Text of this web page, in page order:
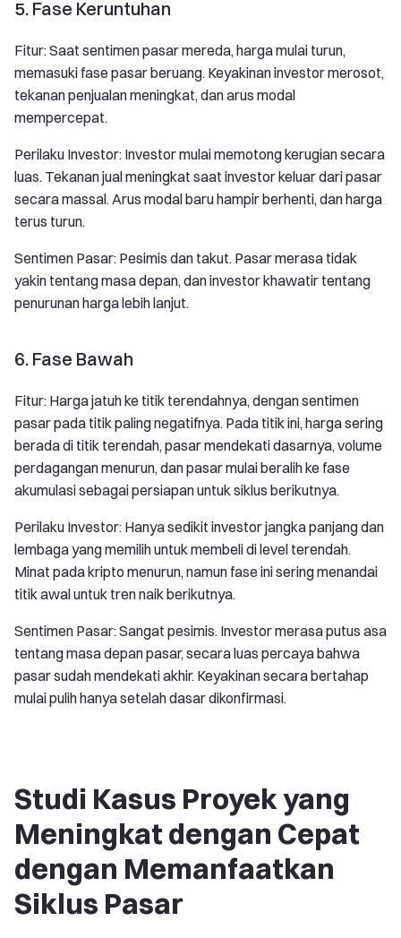
5. Fase Keruntuhan
Fitur: Saat sentimen pasar mereda, harga mulai turun,
memasuki fase pasar beruang. Keyakinan investor merosot,
tekanan penjualan meningkat, dan arus modal
mempercepat.
Perilaku Investor: Investor mulai memotong kerugian secara
luas. Tekanan jual meningkat saat investor keluar dari pasar
secara massal. Arus modal baru hampir berhenti, dan harga
terus turun.
Sentimen Pasar: Pesimis dan takut. Pasar merasa tidak
yakin tentang masa depan, dan investor khawatir tentang
penurunan harga lebih lanjut.
6. Fase Bawah
Fitur: Harga jatuh ke titik terendahnya, dengan sentimen
pasar pada titik paling negatifnya. Pada titik ini, harga sering
berada di titik terendah, pasar mendekati dasarnya, volume
perdagangan menurun, dan pasar mulai beralih ke fase
akumulasi sebagai persiapan untuk siklus berikutnya.
Perilaku Investor: Hanya sedikit investor jangka panjang dan
lembaga yang memilih untuk membeli di level terendah.
Minat pada kripto menurun, namun fase ini sering menandai
titik awal untuk tren naik berikutnya.
Sentimen Pasar: Sangat pesimis. Investor merasa putus asa
tentang masa depan pasar, secara luas percaya bahwa
pasar sudah mendekati akhir. Keyakinan secara bertahap
mulai pulih hanya setelah dasar dikonfirmasi.
Studi Kasus Proyek yang
Meningkat dengan Cepat
dengan Memanfaatkan
Siklus Pasar